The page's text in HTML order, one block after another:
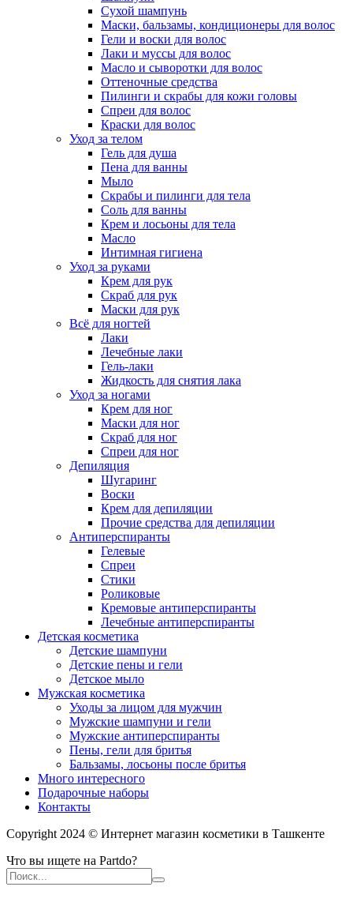
Сухой шампунь
Маски, бальзамы, кондиционеры для волос
Гели и воски для волос
Лаки и муссы для волос
Масло и сыворотки для волос
Оттеночные средства
Пилинги и скрабы для кожи головы
Спреи для волос
Краски для волос
Уход за телом
Гель для душа
Пена для ванны
Мыло
Скрабы и пилинги для тела
Соль для ванны
Крем и лосьоны для тела
Масло
Интимная гигиена
Уход за руками
Крем для рук
Скраб для рук
Маски для рук
Всё для ногтей
Лаки
Лечебные лаки
Гель-лаки
Жидкость для снятия лака
Уход за ногами
Крем для ног
Маски для ног
Скраб для ног
Спреи для ног
Депиляция
Шугаринг
Воски
Крем для депиляции
Прочие средства для депиляции
Антиперспиранты
Гелевые
Спреи
Стики
Роликовые
Кремовые антиперспиранты
Лечебные антиперспиранты
Детская косметика
Детские шампуни
Детские пены и гели
Детское мыло
Мужская косметика
Уходы за лицом для мужчин
Мужские шампуни и гели
Мужские антиперспиранты
Пены, гели для бритья
Бальзамы, лосьоны после бритья
Много интересного
Подарочные наборы
Контакты
Copyright 2024 © Интернет магазин косметики в Ташкенте
Что вы ищете на Partdo?